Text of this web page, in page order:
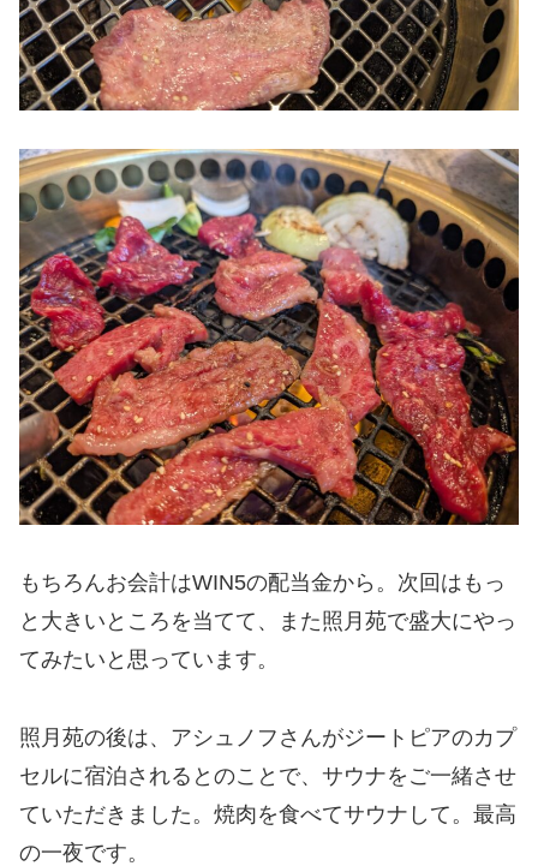
もちろんお会計はWIN5の配当金から。次回はもっ
と大きいところを当てて、また照月苑で盛大にやっ
てみたいと思っています。
照月苑の後は、アシュノフさんがジートピアのカプ
セルに宿泊されるとのことで、サウナをご一緒させ
ていただきました。焼肉を食べてサウナして。最高
の一夜です。